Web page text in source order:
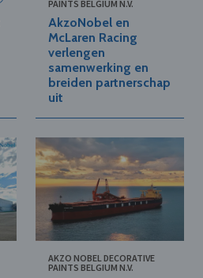
PAINTS BELGIUM N.V.
AkzoNobel en
McLaren Racing
verlengen
samenwerking en
breiden partnerschap
uit
AKZO NOBEL DECORATIVE
PAINTS BELGIUM N.V.